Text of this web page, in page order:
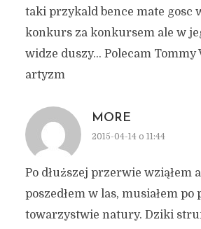
taki przykald bence mate gosc
konkurs za konkursem ale w
widze duszy… Polecam Tommy
artyzm
MORE
2015-04-14 o 11:44
Po dłuższej przerwie wziąłem
poszedłem w las, musiałem po
towarzystwie natury. Dziki